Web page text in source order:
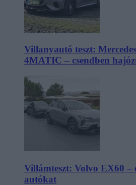
Villanyautó teszt:
4MATIC – csendben
Villámteszt: Volvo EX60 –
autókat